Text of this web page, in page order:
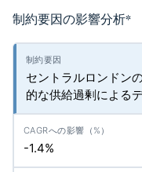
制約要因の影響分析*
セントラルロンドン
的な供給過剰による
-1.4%